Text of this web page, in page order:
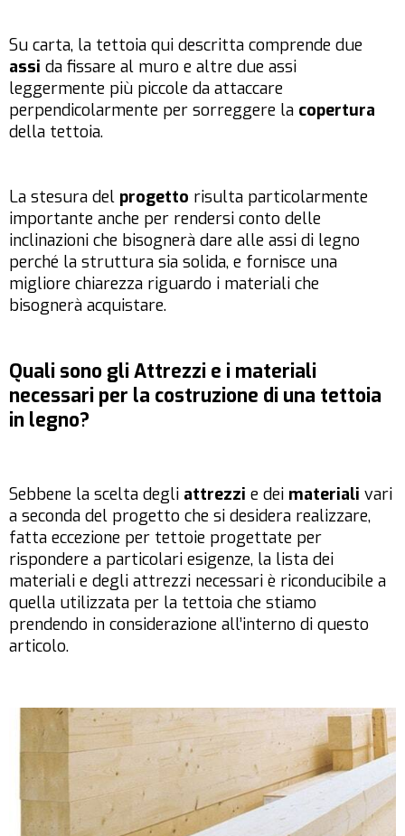
Su carta, la tettoia qui descritta comprende due
assi da fissare al muro e altre due assi
leggermente più piccole da attaccare
perpendicolarmente per sorreggere la copertura
della tettoia.
La stesura del progetto risulta particolarmente
importante anche per rendersi conto delle
inclinazioni che bisognerà dare alle assi di legno
perché la struttura sia solida, e fornisce una
migliore chiarezza riguardo i materiali che
bisognerà acquistare.
Quali sono gli Attrezzi e i materiali
necessari per la costruzione di una tettoia
in legno?
Sebbene la scelta degli attrezzi e dei materiali vari
a seconda del progetto che si desidera realizzare,
fatta eccezione per tettoie progettate per
rispondere a particolari esigenze, la lista dei
materiali e degli attrezzi necessari è riconducibile a
quella utilizzata per la tettoia che stiamo
prendendo in considerazione all’interno di questo
articolo.